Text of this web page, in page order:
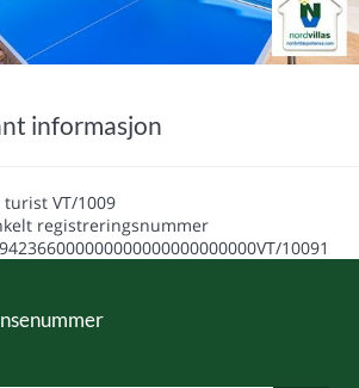
informasjon
turist VT/1009
registreringsnummer
10091